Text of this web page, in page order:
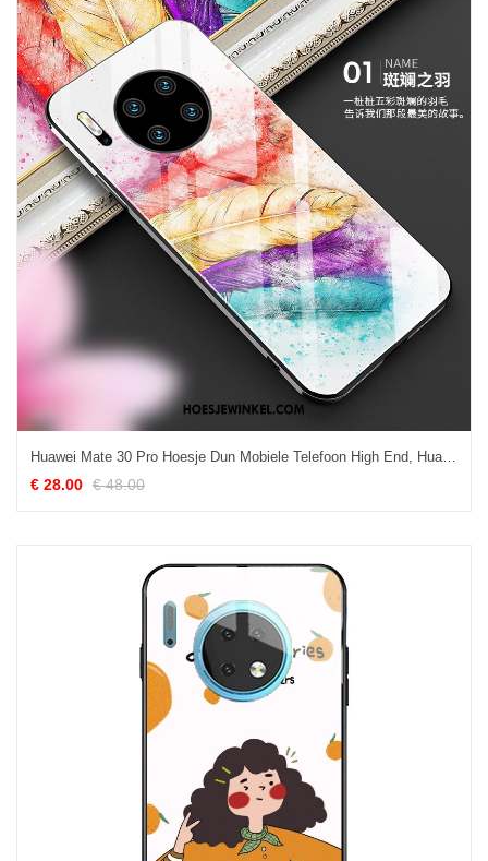
Huawei Mate 30 Pro Hoesje Dun Mobiele Telefoon High End, Huawei Mate 30 Pro Hoesje Scheppend Trend
€ 28.00 € 48.00